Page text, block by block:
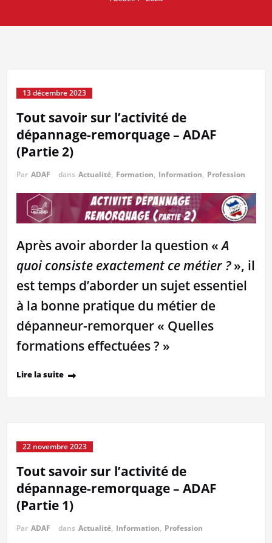
13 décembre 2023
Tout savoir sur l’activité de
dépannage-remorquage – ADAF
(Partie 2)
Par ADAF dans Actualité, Formation, Information, Profession
Après avoir aborder la question «A
quoi consiste exactement ce métier ?», il
est temps d’aborder un sujet essentiel
à la bonne pratique du métier de
dépanneur-remorquer « Quelles
formations effectuées ? »
Lire la suite
22 novembre 2023
Tout savoir sur l’activité de
dépannage-remorquage – ADAF
(Partie 1)
Par ADAF dans Actualité, Information, Profession